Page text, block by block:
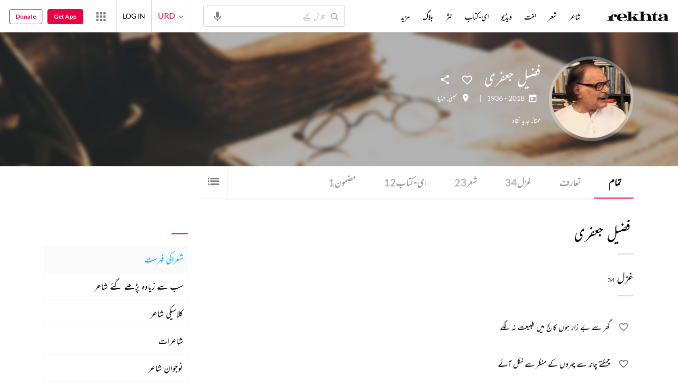
فضیل جعفری
1936 - 2018
| ممبئی, انڈیا
ممتاز جدید نقاد
تمام تعارف غزل34 شعر23 ای-کتاب12 مضمون1
فضیل جعفری
غزل 34
گھر سے بے زار ہوں کالج میں طبیعت نہ لگے
چمکتے چاند سے چہروں کے منظر سے نکل آئے
شعراکی فہرست
سب سے زیادہ پڑھے گئے شاعر
کلاسیکی شاعر
شاعرات
نوجوان شاعر
شاعر شعر لغت ویڈیو ای-کتاب نثر بلاگ مزید URD
LOG IN
Get App
Donate